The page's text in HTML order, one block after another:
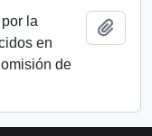
la
en
de